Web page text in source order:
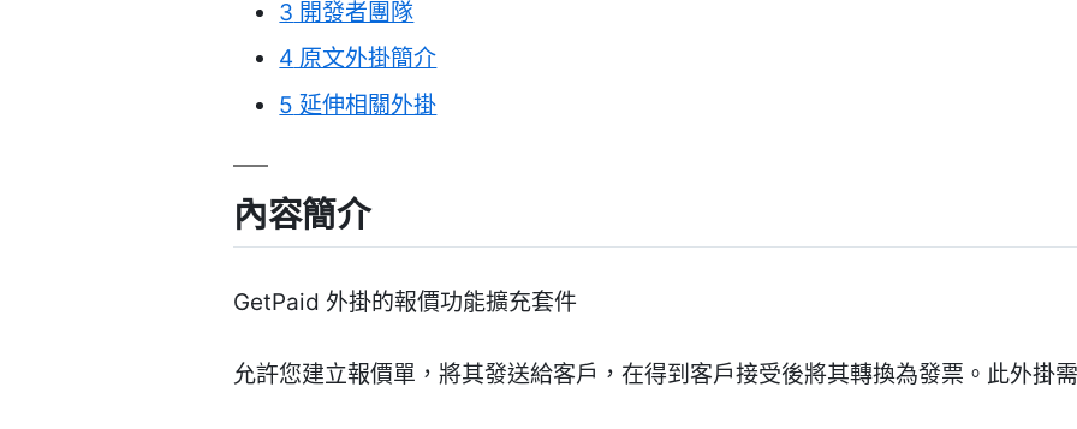
3 開發者團隊
4 原文外掛簡介
5 延伸相關外掛
內容簡介
GetPaid 外掛的報價功能擴充套件
允許您建立報價單，將其發送給客戶，在得到客戶接受後將其轉換為發票。此外掛